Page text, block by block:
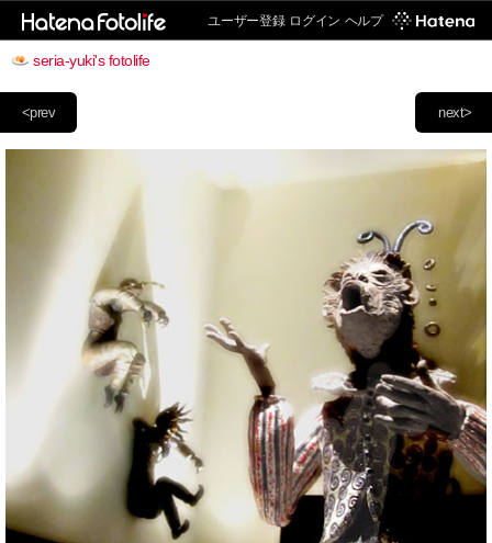
ユーザー登録 ログイン ヘルプ
seria-yuki's fotolife
next>
<prev